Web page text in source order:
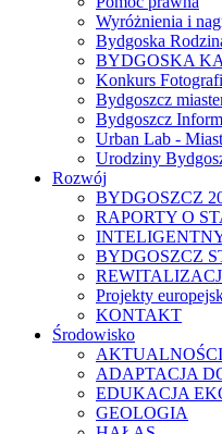
Wyróżnienia i
Bydgoska
BYDGOSKA
Konkurs
Bydgoszcz
Bydgoszcz
Urban Lab -
Urodziny
Rozwój
BYDGOSZCZ
RAPORTY O
BYDGOSZCZ
Projekty
KONTAKT
Środowisko
AKTUALNOŚCI
ADAPTACJA
EDUKACJA
GEOLOGIA